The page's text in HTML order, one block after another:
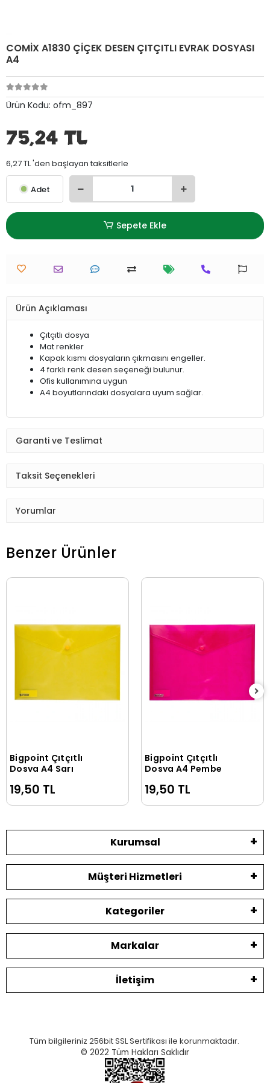
COMİX A1830 ÇİÇEK DESEN ÇITÇITLI EVRAK DOSYASI
A4
Ürün Kodu: ofm_897
75,24 TL
6,27 TL 'den başlayan taksitlerle
Adet
Sepete Ekle
Ürün Açıklaması
Çıtçıtlı dosya
Mat renkler
Kapak kısmı dosyaların çıkmasını engeller.
4 farklı renk desen seçeneği bulunur.
Ofis kullanımına uygun
A4 boyutlarındaki dosyalara uyum sağlar.
Garanti ve Teslimat
Taksit Seçenekleri
Yorumlar
Benzer Ürünler
Sepete Ekle
Bigpoint Çıtçıtlı
Dosya A4 Sarı
19,50 TL
Sepete Ekle
Bigpoint Çıtçıtlı
Dosya A4 Pembe
19,50 TL
Kurumsal
Müşteri Hizmetleri
Kategoriler
Markalar
İletişim
Tüm bilgileriniz 256bit SSL Sertifikası ile korunmaktadır.
© 2022 Tüm Hakları Saklıdır